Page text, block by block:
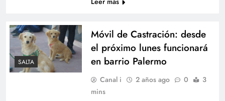
SALTA
Móvil de Castración: desde
el próximo lunes funcionará
en barrio Palermo
Canal i 2 años ago 0
3
mins